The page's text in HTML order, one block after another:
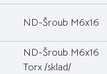
ND-Šroub M6x16
ND-Šroub M6x16
Torx /sklad/